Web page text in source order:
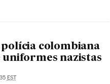
polícia colombiana
uniformes nazistas
EST